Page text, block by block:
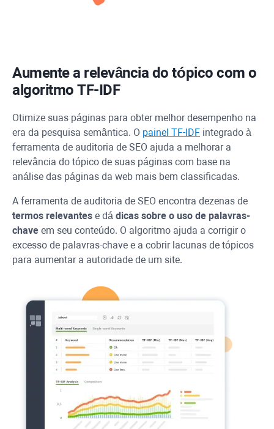
Aumente a relevância do tópico com o
algoritmoTF-IDF
Otimize suas páginas para obter melhor desempenho na
era da pesquisa semântica. O painel TF-IDF integrado à
ferramenta de auditoria de SEO ajuda a melhorar a
relevância do tópico de suas páginas com base na
análise das páginas da web mais bem classificadas.
A ferramenta de auditoria de SEO encontra dezenas de
termos relevantes e dá dicas sobre o uso de palavras-
chave em seu conteúdo. O algoritmo ajuda a corrigir o
excesso de palavras-chave e a cobrir lacunas de tópicos
para aumentar a autoridade de um site.